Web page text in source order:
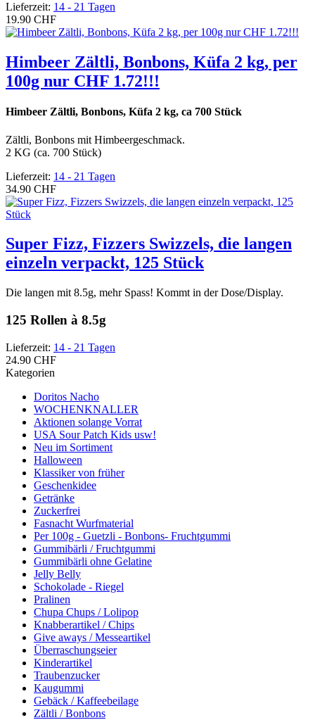
Lieferzeit: 14 - 21 Tagen
19.90 CHF
Himbeer Zältli, Bonbons, Küfa 2 kg, per
100g nur CHF 1.72!!!
Himbeer Zältli, Bonbons, Küfa 2 kg, ca 700 Stück
Zältli, Bonbons mit Himbeergeschmack.
2 KG (ca. 700 Stück)
Lieferzeit: 14 - 21 Tagen
34.90 CHF
Super Fizz, Fizzers Swizzels, die langen
einzeln verpackt, 125 Stück
Die langen mit 8.5g, mehr Spass! Kommt in der Dose/Display.
125 Rollen à 8.5g
Lieferzeit: 14 - 21 Tagen
24.90 CHF
Kategorien
Doritos Nacho
WOCHENKNALLER
Aktionen solange Vorrat
USA Sour Patch Kids usw!
Neu im Sortiment
Halloween
Klassiker von früher
Geschenkidee
Getränke
Zuckerfrei
Fasnacht Wurfmaterial
Per 100g - Guetzli - Bonbons- Fruchtgummi
Gummibärli / Fruchtgummi
Gummibärli ohne Gelatine
Jelly Belly
Schokolade - Riegel
Pralinen
Chupa Chups / Lolipop
Knabberartikel / Chips
Give aways / Messeartikel
Überraschungseier
Kinderartikel
Traubenzucker
Kaugummi
Gebäck / Kaffeebeilage
Zältli / Bonbons